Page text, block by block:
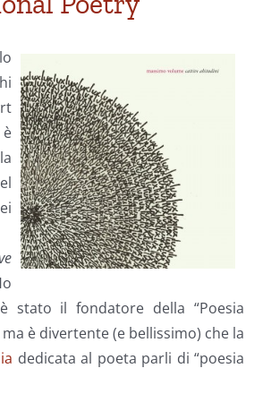
stato il fondatore della “Poesia
è divertente (e bellissimo) che la
dedicata al poeta parli di “poesia